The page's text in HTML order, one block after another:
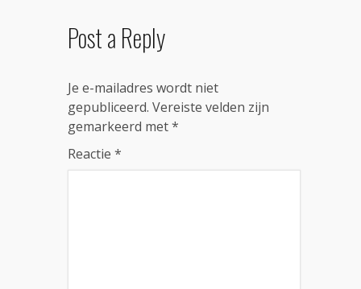
Post a Reply
Je e-mailadres wordt niet
gepubliceerd. Vereiste velden zijn
gemarkeerd met*
Reactie *